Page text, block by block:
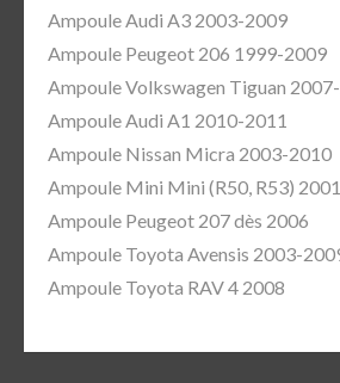
Ampoule Audi A3 2003-2009
Ampoule Peugeot 206 1999-2009
Ampoule Volkswagen Tiguan
Ampoule Audi A1 2010-2011
Ampoule Nissan Micra 2003-2010
Ampoule Mini Mini (R50, R53)
Ampoule Peugeot 207 dès 2006
Ampoule Toyota Avensis 2003-
Ampoule Toyota RAV 4 2008